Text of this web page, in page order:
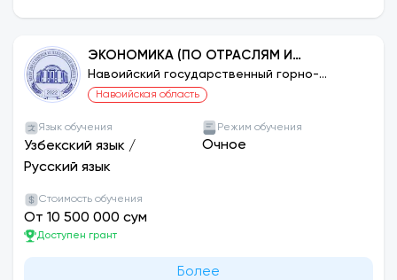
ЭКОНОМИКА (ПО ОТРАСЛЯМ И
ОТРАСЛЯМ)
Навоийский государственный горно-
технологический университет
Навоийская область
Язык обучения
Узбекский язык /
Русский язык
Режим обучения
Очное
Стоимость обучения
От 10 500 000 сум
Доступен грант
Более